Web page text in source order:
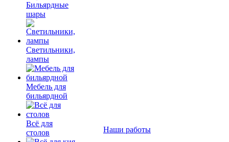
Бильярдные
шары
Светильники,
лампы
Мебель для
бильярдной
Всё для
столов
Наши работы